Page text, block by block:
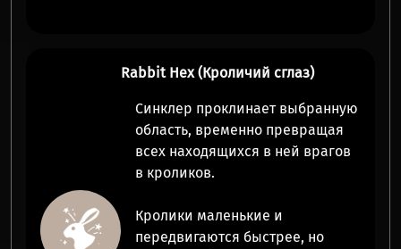
Rabbit Hex (Кроличий сглаз)
Синклер проклинает выбранную
область, временно превращая
всех находящихся в ней врагов
в кроликов.
Кролики маленькие и
передвигаются быстрее, но